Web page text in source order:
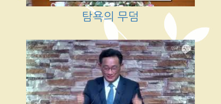
탐욕의 무덤